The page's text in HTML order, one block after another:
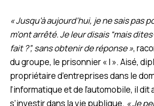
« Jusqu’à aujourd’hui, je ne sais pas
m’ont arrêté. Je leur disais “mais
fait ?”, sans obtenir de réponse »,
du groupe, le prisonnier « I ». Aisé,
propriétaire d’entreprises dans le
l’informatique et de l’automobile, il dit
s’investir dans la vie publique. « Je